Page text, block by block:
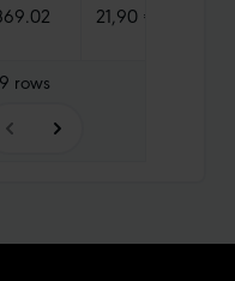
21,90 €
rows